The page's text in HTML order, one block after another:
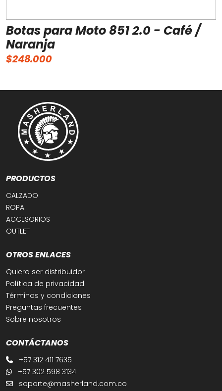
Botas para Moto 851 2.0 - Café /
Naranja
$248.000
PRODUCTOS
CALZADO
ROPA
ACCESORIOS
OUTLET
OTROS ENLACES
Quiero ser distribuidor
Política de privacidad
Términos y condiciones
Preguntas frecuentes
Sobre nosotros
CONTÁCTANOS
+57 312 411 7635
+57 302 598 3134
soporte@masherland.com.co